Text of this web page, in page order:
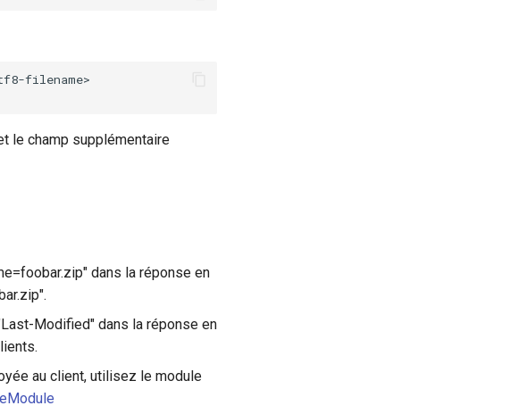
filename>
le champ supplémentaire
dans la réponse en
Modified" dans la réponse en
au client, utilisez le module